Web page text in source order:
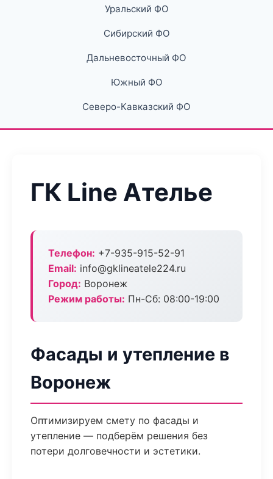
Уральский ФО
Сибирский ФО
Дальневосточный ФО
Южный ФО
Северо-Кавказский ФО
ГК Line Ателье
Телефон: +7-935-915-52-91
Email: info@gklineatele224.ru
Город: Воронеж
Режим работы: Пн-Сб: 08:00-19:00
Фасады и утепление в
Воронеж
Оптимизируем смету по фасады и
утепление — подберём решения без
потери долговечности и эстетики.